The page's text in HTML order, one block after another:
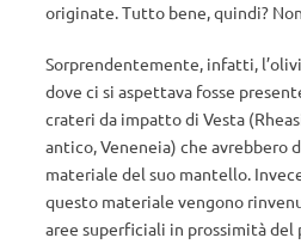
originate. Tutto bene, quindi?
Sorprendentemente, infatti,
dove ci si aspettava fosse
crateri da impatto di Vesta
antico, Veneneia) che avrebbero
materiale del suo mantello.
questo materiale vengono
aree superficiali in prossimità del